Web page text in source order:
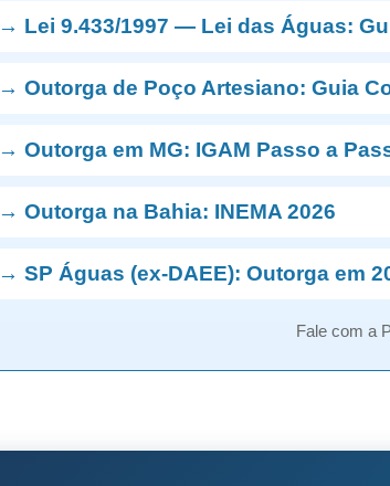
→ Lei 9.433/1997 — Lei das Águas:
→ Outorga de Poço Artesiano: Guia
→ Outorga em MG: IGAM Passo a
→ Outorga na Bahia: INEMA 2026
→ SP Águas (ex-DAEE): Outorga em
Fale com a